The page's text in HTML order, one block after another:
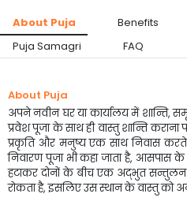
About Puja Benefits
Puja Samagri
FAQ
About Puja
अपने नवीन घर या कार्यालय में शान्ति,
प्रवेश पूजा के साथ ही वास्तु शान्ति
प्रकृति और मनुष्य एक साथ निवास करते
निवारण पूजा भी कहा जाता है, आसपास
हटाकर दोनों के बीच एक अद्भुत
रोकता है, इसलिए उस स्थान के वास्तु को